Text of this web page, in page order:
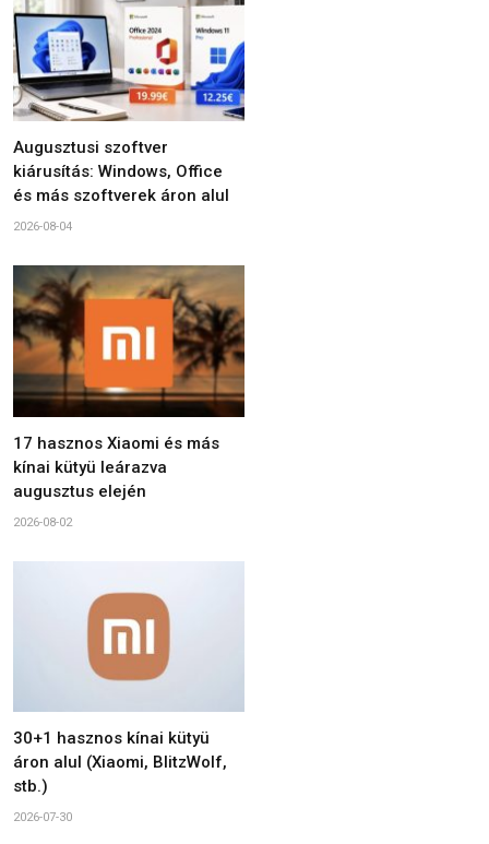
Augusztusi szoftver
kiárusítás: Windows, Office
és más szoftverek áron alul
2026-08-04
17 hasznos Xiaomi és más
kínai kütyü leárazva
augusztus elején
2026-08-02
30+1 hasznos kínai kütyü
áron alul (Xiaomi, BlitzWolf,
stb.)
2026-07-30